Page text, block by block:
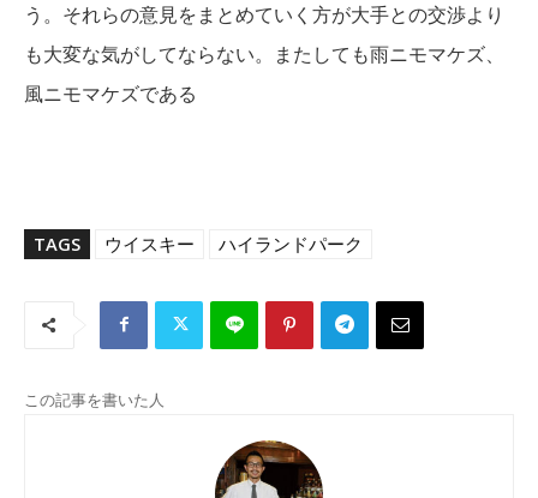
う。それらの意見をまとめていく方が大手との交渉より
も大変な気がしてならない。またしても雨ニモマケズ、
風ニモマケズである
TAGS ウイスキー ハイランドパーク
この記事を書いた人